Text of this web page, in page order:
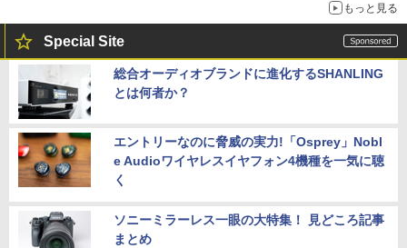
もっと見る
Special Site
総合オーディオブランドに進化するSHANLING
とは何者か？
エントリーなのに脅威の実力!「Osprey」Nobl
e Audioワイヤレスイヤフォン4機種を一気に聴
く
ソニーミラーレス一眼の大特集！ 見どころ記事
まとめ